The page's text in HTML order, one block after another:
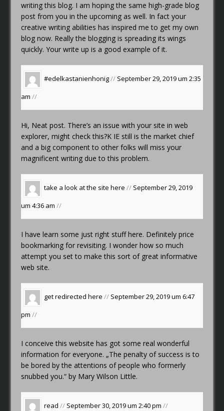
writing this blog. I am hoping the same high-grade blog
post from you in the upcoming as well. In fact your
creative writing abilities has inspired me to get my own
blog now. Really the blogging is spreading its wings
quickly. Your write up is a good example of it.
#edelkastanienhonig// September 29, 2019 um 2:35
am//
Hi, Neat post. There’s an issue with your site in web
explorer, might check this?K IE still is the market chief
and a big component to other folks will miss your
magnificent writing due to this problem.
take a look at the site here // September 29, 2019
um 4:36 am//
I have learn some just right stuff here. Definitely price
bookmarking for revisiting. I wonder how so much
attempt you set to make this sort of great informative
web site.
get redirected here // September 29, 2019 um 6:47
pm//
I conceive this website has got some real wonderful
information for everyone. „The penalty of success is to
be bored by the attentions of people who formerly
snubbed you.“ by Mary Wilson Little.
read // September 30, 2019 um 2:40 pm//